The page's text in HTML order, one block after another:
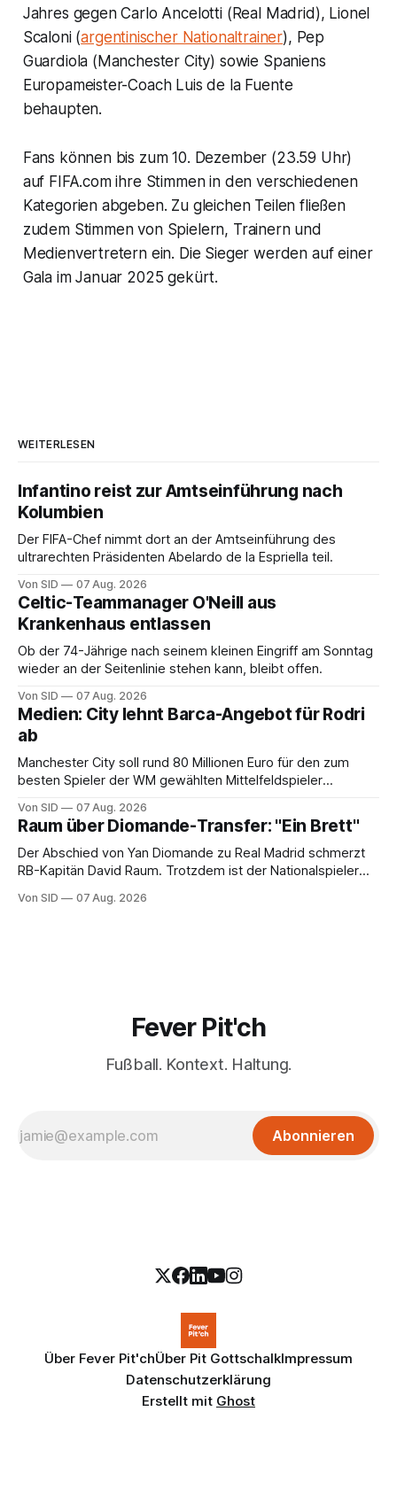
Jahres gegen Carlo Ancelotti (Real Madrid), Lionel
Scaloni (argentinischer Nationaltrainer), Pep
Guardiola (Manchester City) sowie Spaniens
Europameister-Coach Luis de la Fuente
behaupten.
Fans können bis zum 10. Dezember (23.59 Uhr)
auf FIFA.com ihre Stimmen in den verschiedenen
Kategorien abgeben. Zu gleichen Teilen fließen
zudem Stimmen von Spielern, Trainern und
Medienvertretern ein. Die Sieger werden auf einer
Gala im Januar 2025 gekürt.
WEITERLESEN
Infantino reist zur Amtseinführung nach
Kolumbien
Der FIFA-Chef nimmt dort an der Amtseinführung des
ultrarechten Präsidenten Abelardo de la Espriella teil.
Von SID 07 Aug. 2026
Celtic-Teammanager O'Neill aus
Krankenhaus entlassen
Ob der 74-Jährige nach seinem kleinen Eingriff am Sonntag
wieder an der Seitenlinie stehen kann, bleibt offen.
Von SID 07 Aug. 2026
Medien: City lehnt Barca-Angebot für Rodri
ab
Manchester City soll rund 80 Millionen Euro für den zum
besten Spieler der WM gewählten Mittelfeldspieler
Von SID 07 Aug. 2026
Raum über Diomande-Transfer: "Ein Brett"
Der Abschied von Yan Diomande zu Real Madrid schmerzt
RB-Kapitän David Raum. Trotzdem ist der Nationalspieler
Von SID 07 Aug. 2026
Fever Pit'ch
Fußball. Kontext. Haltung.
Abonnieren
Über Fever Pit'chÜber Pit GottschalkImpressum
Datenschutzerklärung
Erstellt mit Ghost